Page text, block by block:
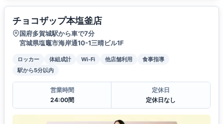
チョコザップ本塩釜店
国府多賀城駅から車で7分
宮城県塩竈市海岸通10-1三晴ビル1F
ロッカー 体組成計 Wi-Fi 他店舗利用
食事指導
駅から5分以内
営業時間
24:00間
定休日
定休日なし